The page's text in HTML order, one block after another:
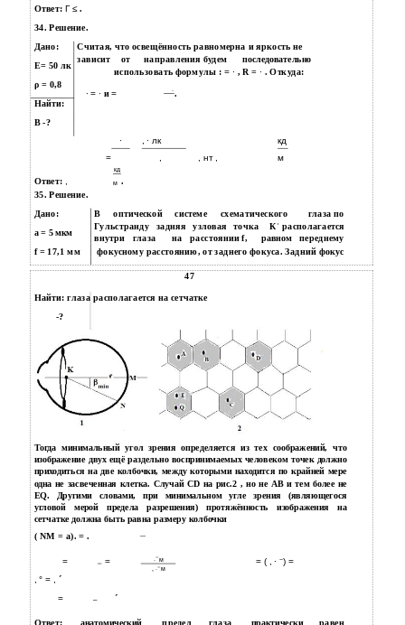
Ответ: Г ≤.
34. Решение.
Дано:
Считая, что освещённость равномерна и яркость не
E= 50 лк
зависит от направления будем последовательно
использовать формулы := ∙ , R =∙ . Откуда:
ρ = 0,8
∙ = ∙ и= ∙.
Найти:
B -?
=
∙ , ∙ лк
, нт ,
кд
м
Ответ: ,
кд
.
м
35. Решение.
Дано: В оптической системе схематического глаза по
a = 5 мкм
Гульстранду задняя узловая точка
Кˈ располагается
внутри
глаза на расстоянии f, равном переднему
f = 17,1 мм фокусному расстоянию, от заднего фокуса. Задний фокус
47
Найти: глаза располагается на сетчатке
-?
Тогда минимальный угол зрения определяется из тех соображений, что
изображение двух ещё раздельно воспринимаемых человеком точек должно
приходиться на две колбочки, между которыми находится по крайней мере
одна не засвеченная клетка. Случай CD на рис.2 , но не AB и тем более не
EQ. Другими словами, при минимальном угле зрения (являющегося
угловой мерой предела разрешения) протяжённость изображения на
сетчатке должна быть равна размеру колбочки
( NM = a).= .
= = ∙−м = ( , ∙ −) =
, ∙−м
, ° = , ´
=
´